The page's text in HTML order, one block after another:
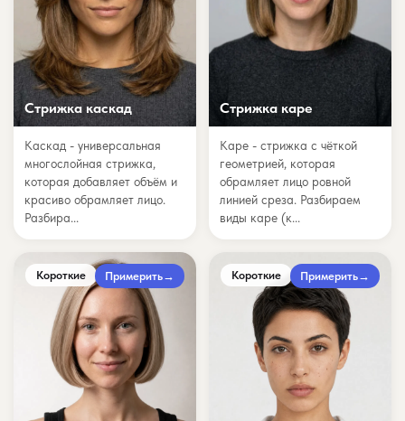
Стрижка каскад
Каскад - универсальная
многослойная стрижка,
которая добавляет объём и
красиво обрамляет лицо.
Разбира...
Стрижка каре
Каре - стрижка с чёткой
геометрией, которая
обрамляет лицо ровной
линией среза. Разбираем
виды каре (к...
Короткие Примерить→ Короткие Примерить→